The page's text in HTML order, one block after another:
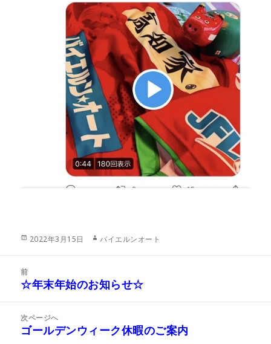
投
2022年3月15日
作
バイエルンオート
前
前
投
稿:
☆年末年始のお知らせ☆
次ページへ
次
ゴールデンウィーク休暇のご案内